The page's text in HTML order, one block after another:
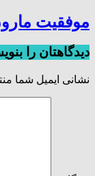
موفقیت
دیدگاهتان را
نشانی ایمیل شما